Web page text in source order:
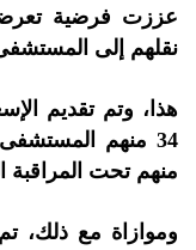
عززت فرضية
نقلهم إلى المستشفى
هذا، وتم تقديم
منهم تحت المراقبة
وموازاة مع ذلك،